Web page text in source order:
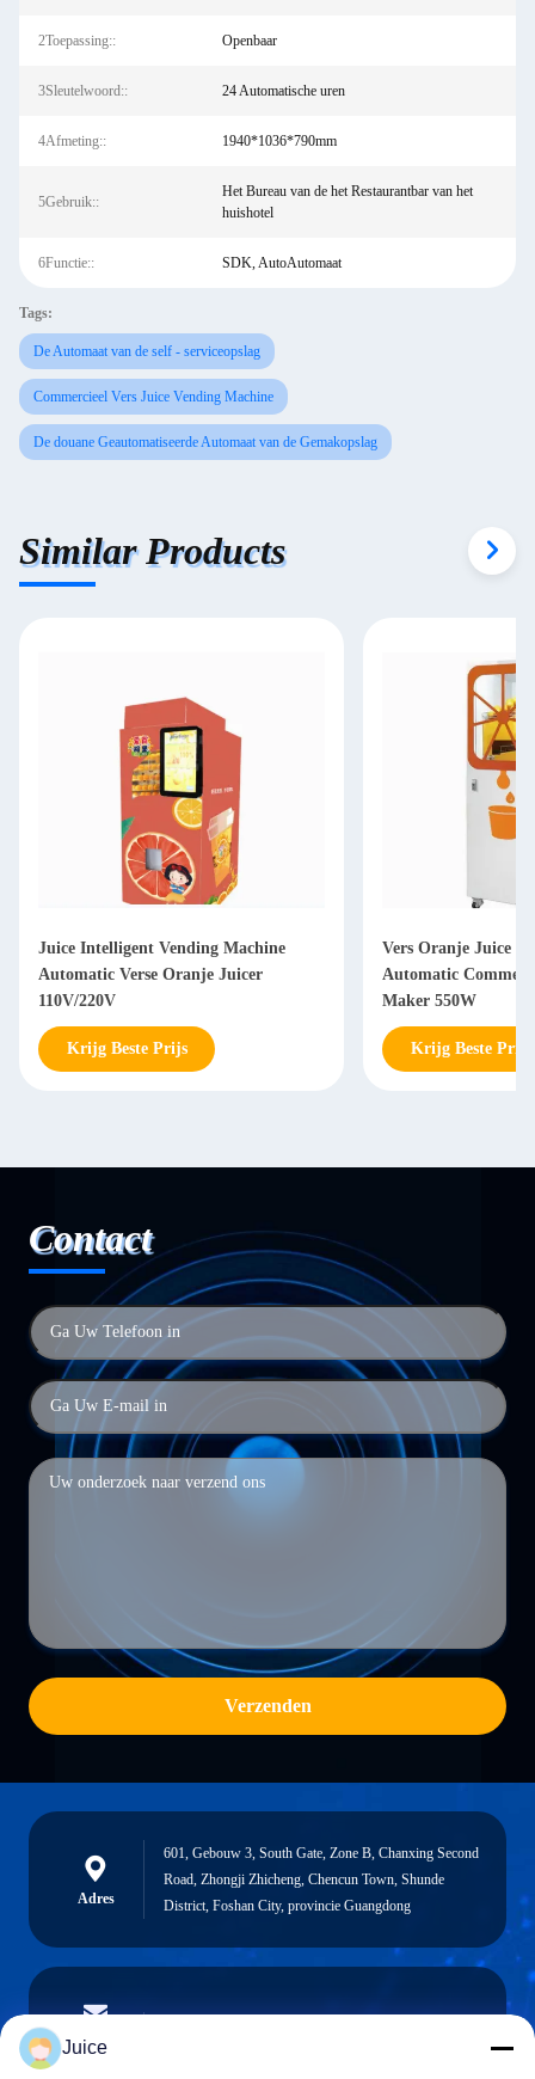
2Toepassing:: Openbaar
3Sleutelwoord:: 24 Automatische uren
4Afmeting:: 1940*1036*790mm
5Gebruik::
Het Bureau van de het Restaurantbar van het
huishotel
6Functie:: SDK, AutoAutomaat
Tags:
De Automaat van de self - serviceopslag
Commercieel Vers Juice Vending Machine
De douane Geautomatiseerde Automaat van de Gemakopslag
Similar Products
Juice Intelligent Vending Machine
Automatic Verse Oranje Juicer
110V/220V
Krijg Beste Prijs
Vers Oranje Juice
Automatic
Maker 550W
Krijg Beste Prijs
Contact
Verzenden
Adres
601, Gebouw 3, South Gate, Zone B, Chanxing Second
Road, Zhongji Zhicheng, Chencun Town, Shunde
District, Foshan City, provincie Guangdong
E-mailen
Juice